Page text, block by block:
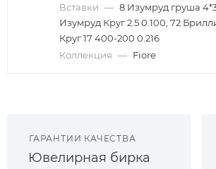
Вставки — 8 Изумруд груша
Изумруд Круг 2.5 0.100, 72
Круг 17 400-200 0.216
Коллекция — Fiore
ГАРАНТИИ КАЧЕСТВА
Ювелирная бирка